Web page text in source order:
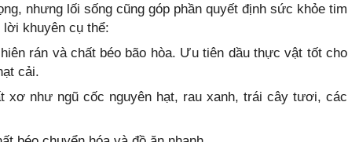
nhưng lối sống cũng góp phần quyết định sức khỏe tim
khuyên cụ thể:
rán và chất béo bão hòa. Ưu tiên dầu thực vật tốt cho
cải.
xơ như ngũ cốc nguyên hạt, rau xanh, trái cây tươi, các